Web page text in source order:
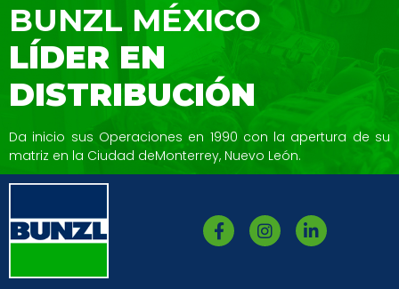
BUNZL MÉXICO
LÍDER EN
DISTRIBUCIÓN
Da inicio sus Operaciones en 1990 con la apertura de su
matriz en la Ciudad deMonterrey, Nuevo León.